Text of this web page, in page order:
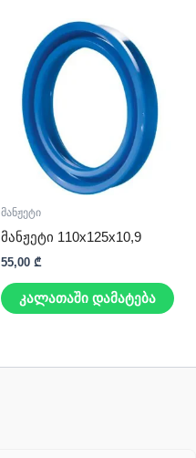
მანჟეტი
მანჟეტი 110x125x10,9
55,00 ₾
კალათაში დამატება